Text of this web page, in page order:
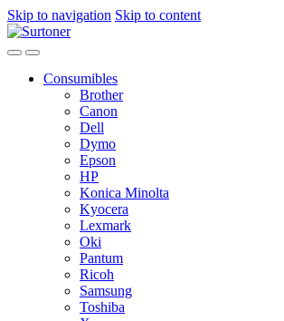
Skip to navigation Skip to content
Consumibles
Brother
Canon
Dell
Dymo
Epson
HP
Konica Minolta
Kyocera
Lexmark
Oki
Pantum
Ricoh
Samsung
Toshiba